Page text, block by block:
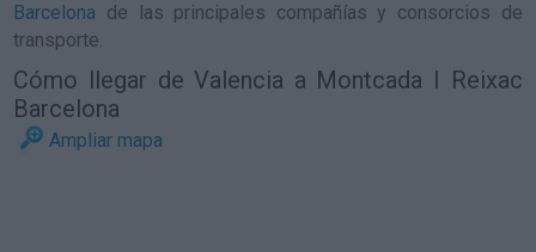
Barcelona de las principales compañías y consorcios de
transporte.
Cómo llegar de Valencia a Montcada I Reixac
Barcelona
Ampliar mapa